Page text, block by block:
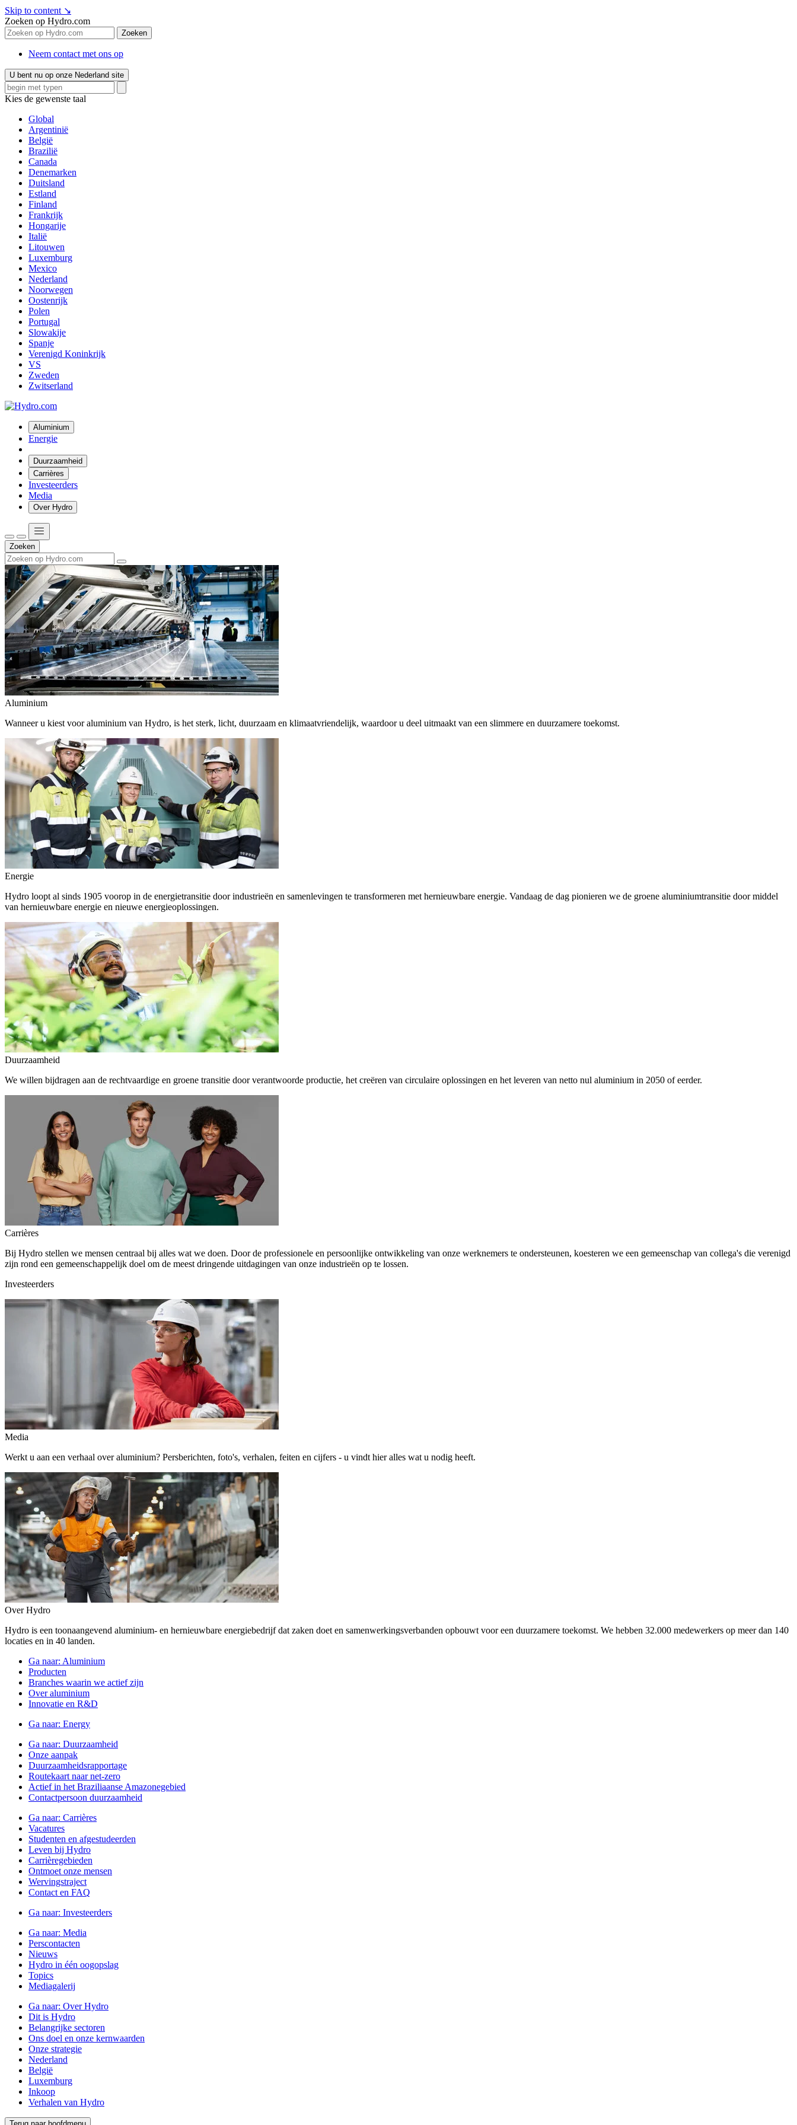
Skip to content ↘
Zoeken op Hydro.com
Zoeken
Neem contact met ons op
U bent nu op onze Nederland site
Kies de gewenste taal
Global
Argentinië
België
Brazilië
Canada
Denemarken
Duitsland
Estland
Finland
Frankrijk
Hongarije
Italië
Litouwen
Luxemburg
Mexico
Nederland
Noorwegen
Oostenrijk
Polen
Portugal
Slowakije
Spanje
Verenigd Koninkrijk
VS
Zweden
Zwitserland
Aluminium
Energie
Duurzaamheid
Carrières
Investeerders
Media
Over Hydro
Zoeken
Aluminium
Wanneer u kiest voor aluminium van Hydro, is het sterk, licht, duurzaam en klimaatvriendelijk, waardoor u deel uitmaakt van een slimmere en duurzamere toekomst.
Energie
Hydro loopt al sinds 1905 voorop in de energietransitie door industrieën en samenlevingen te transformeren met hernieuwbare energie. Vandaag de dag pionieren we de groene aluminiumtransitie door middel
van hernieuwbare energie en nieuwe energieoplossingen.
Duurzaamheid
We willen bijdragen aan de rechtvaardige en groene transitie door verantwoorde productie, het creëren van circulaire oplossingen en het leveren van netto nul aluminium in 2050 of eerder.
Carrières
Bij Hydro stellen we mensen centraal bij alles wat we doen. Door de professionele en persoonlijke ontwikkeling van onze werknemers te ondersteunen, koesteren we een gemeenschap van collega's die verenigd
zijn rond een gemeenschappelijk doel om de meest dringende uitdagingen van onze industrieën op te lossen.
Investeerders
Media
Werkt u aan een verhaal over aluminium? Persberichten, foto's, verhalen, feiten en cijfers - u vindt hier alles wat u nodig heeft.
Over Hydro
Hydro is een toonaangevend aluminium- en hernieuwbare energiebedrijf dat zaken doet en samenwerkingsverbanden opbouwt voor een duurzamere toekomst. We hebben 32.000 medewerkers op meer dan 140
locaties en in 40 landen.
Ga naar: Aluminium
Producten
Branches waarin we actief zijn
Over aluminium
Innovatie en R&D
Ga naar: Energy
Ga naar: Duurzaamheid
Onze aanpak
Duurzaamheidsrapportage
Routekaart naar net-zero
Actief in het Braziliaanse Amazonegebied
Contactpersoon duurzaamheid
Ga naar: Carrières
Vacatures
Studenten en afgestudeerden
Leven bij Hydro
Carrièregebieden
Ontmoet onze mensen
Wervingstraject
Contact en FAQ
Ga naar: Investeerders
Ga naar: Media
Perscontacten
Nieuws
Hydro in één oogopslag
Topics
Mediagalerij
Ga naar: Over Hydro
Dit is Hydro
Belangrijke sectoren
Ons doel en onze kernwaarden
Onze strategie
Nederland
België
Luxemburg
Inkoop
Verhalen van Hydro